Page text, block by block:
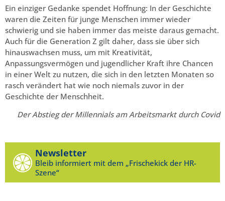
Ein einziger Gedanke spendet Hoffnung: In der Geschichte
waren die Zeiten für junge Menschen immer wieder
schwierig und sie haben immer das meiste daraus gemacht.
Auch für die Generation Z gilt daher, dass sie über sich
hinauswachsen muss, um mit Kreativität,
Anpassungsvermögen und jugendlicher Kraft ihre Chancen
in einer Welt zu nutzen, die sich in den letzten Monaten so
rasch verändert hat wie noch niemals zuvor in der
Geschichte der Menschheit.
Der Abstieg der Millennials am Arbeitsmarkt durch Covid
Newsletter
Bleib informiert mit dem „Frischekick der HR-
Szene“